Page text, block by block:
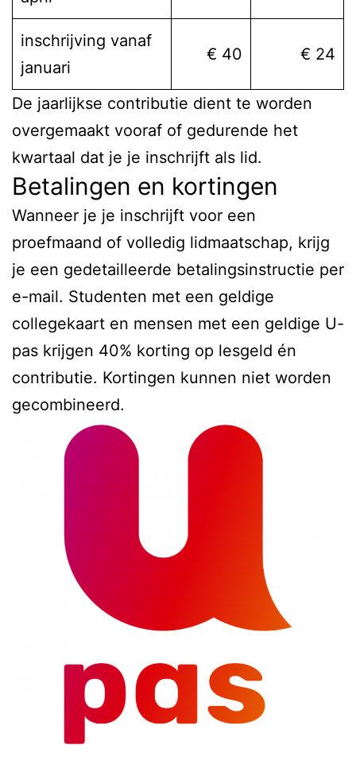
inschrijving vanaf
januari
€ 40 € 24
De jaarlijkse contributie dient te worden
overgemaakt vooraf of gedurende het
kwartaal dat je je inschrijft als lid.
Betalingen en kortingen
Wanneer je je inschrijft voor een
proefmaand of volledig lidmaatschap, krijg
je een gedetailleerde betalingsinstructie per
e-mail. Studenten met een geldige
collegekaart en mensen met een geldige U-
pas krijgen 40% korting op lesgeld én
contributie. Kortingen kunnen niet worden
gecombineerd.